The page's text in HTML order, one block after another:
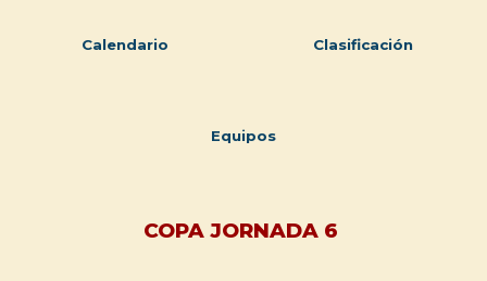
Calendario Clasificación
Equipos
COPA JORNADA 6